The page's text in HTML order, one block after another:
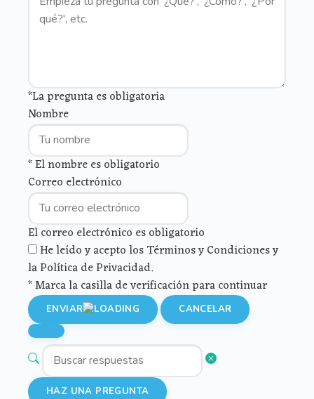
*La pregunta es obligatoria
Nombre
* El nombre es obligatorio
Correo electrónico
El correo electrónico es obligatorio
He leído y acepto los Términos y Condiciones y
la Política de Privacidad.
* Marca la casilla de verificación para continuar
ENVIAR CANCELAR
HAZ UNA PREGUNTA